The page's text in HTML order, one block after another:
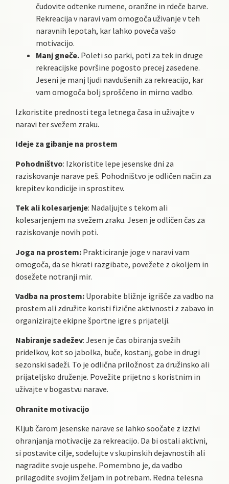
čudovite odtenke rumene, oranžne in rdeče barve.
Rekreacija v naravi vam omogoča uživanje v teh
naravnih lepotah, kar lahko poveča vašo
motivacijo.
Manj gneče. Poleti so parki, poti za tek in druge
rekreacijske površine pogosto precej zasedene.
Jeseni je manj ljudi navdušenih za rekreacijo, kar
vam omogoča bolj sproščeno in mirno vadbo.
Izkoristite prednosti tega letnega časa in uživajte v
naravi ter svežem zraku.
Ideje za gibanje na prostem
Pohodništvo: Izkoristite lepe jesenske dni za
raziskovanje narave peš. Pohodništvo je odličen način za
krepitev kondicije in sprostitev.
Tek ali kolesarjenje: Nadaljujte s tekom ali
kolesarjenjem na svežem zraku. Jesen je odličen čas za
raziskovanje novih poti.
Joga na prostem: Prakticiranje joge v naravi vam
omogoča, da se hkrati razgibate, povežete z okoljem in
dosežete notranji mir.
Vadba na prostem: Uporabite bližnje igrišče za vadbo na
prostem ali združite koristi fizične aktivnosti z zabavo in
organizirajte ekipne športne igre s prijatelji.
Nabiranje sadežev: Jesen je čas obiranja svežih
pridelkov, kot so jabolka, buče, kostanj, gobe in drugi
sezonski sadeži. To je odlična priložnost za družinsko ali
prijateljsko druženje. Povežite prijetno s koristnim in
uživajte v bogastvu narave.
Ohranite motivacijo
Kljub čarom jesenske narave se lahko soočate z izzivi
ohranjanja motivacije za rekreacijo. Da bi ostali aktivni,
si postavite cilje, sodelujte v skupinskih dejavnostih ali
nagradite svoje uspehe. Pomembno je, da vadbo
prilagodite svojim željam in potrebam. Redna telesna